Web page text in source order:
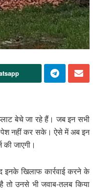
बेचे जा रहे हैं। जब इन सभी
पेश नहीं कर सके। ऐसे में अब इन
जाएगी।
इनके खिलाफ कार्रवाई करने के
है तो उनसे भी जवाब-तलब किया